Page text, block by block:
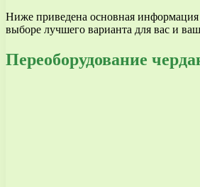
Ниже приведена основная информация
выборе лучшего варианта для вас и
Переоборудование